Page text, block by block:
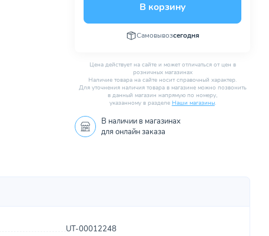
В корзину
Самовывозсегодня
Цена действует на сайте и может отличаться от цен в
розничных магазинах
Наличие товара на сайте носит справочный характер.
Для уточнения наличия товара в магазине можно позвонить
в данный магазин напрямую по номеру,
указанному в разделе Наши магазины.
В наличии в магазинах
для онлайн заказа
UT-00012248